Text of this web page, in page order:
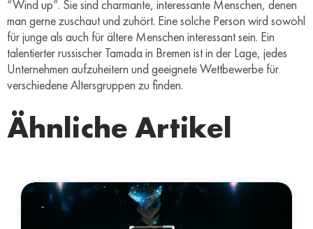
“Wind up”. Sie sind charmante, interessante Menschen, denen
man gerne zuschaut und zuhört. Eine solche Person wird sowohl
für junge als auch für ältere Menschen interessant sein. Ein
talentierter russischer Tamada in Bremen ist in der Lage, jedes
Unternehmen aufzuheitern und geeignete Wettbewerbe für
verschiedene Altersgruppen zu finden.
Ähnliche Artikel